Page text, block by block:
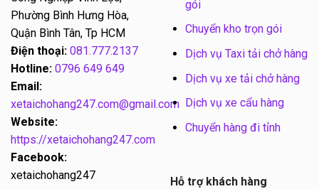
Phường Bình Hưng Hòa,
Quận Bình Tân, Tp HCM
Điện thoại: 081.777.2137
Hotline: 0796 649 649
Email:
xetaichohang247.com@gmail.com
Website:
https://xetaichohang247.com
Facebook:
xetaichohang247
gói
Chuyển kho trọn gói
Dịch vụ Taxi tải chở hàng
Dịch vụ xe tải chở hàng
Dịch vụ xe cẩu hàng
Chuyển hàng đi tỉnh
Hỗ trợ khách hàng